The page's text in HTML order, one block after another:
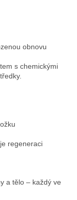
obnovu
s chemickými
regeneraci
a tělo – každý ve